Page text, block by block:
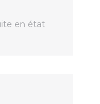
en état